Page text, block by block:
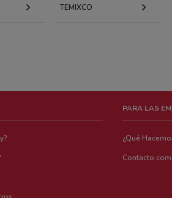
TEMIXCO
PARA LAS
¿Qué
Contacto